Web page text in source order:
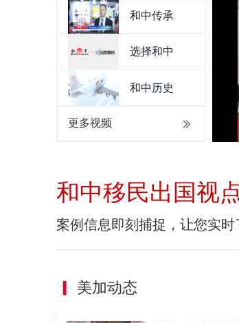
和中传承
选择和中
和中历史
和中移民出国视
案例信息即刻捕捉，让您实时
▎ 美加动态
更多视频 ꅀ